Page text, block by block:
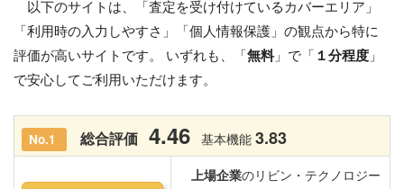
以下のサイトは、「査定を受け付けているカバーエリア」
「利用時の入力しやすさ」「個人情報保護」の観点から特に
評価が高いサイトです。 いずれも、「 無料」で「 １分程度 」
で安心してご利用いただけます。